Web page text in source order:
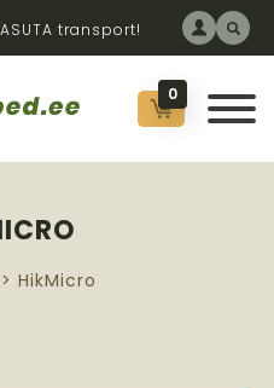
transport!
0
HikMicro